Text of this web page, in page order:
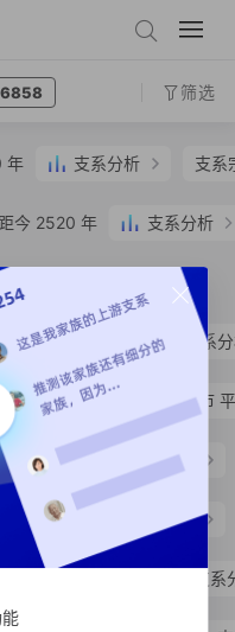
筛选
年 支系分析 支系
今 2520 年 支系分析
7940 年 支系分析
时间距今 580 年 支系
支
徐** 汉族 浙江省 嘉兴市
万**汉族 籍贯地保密